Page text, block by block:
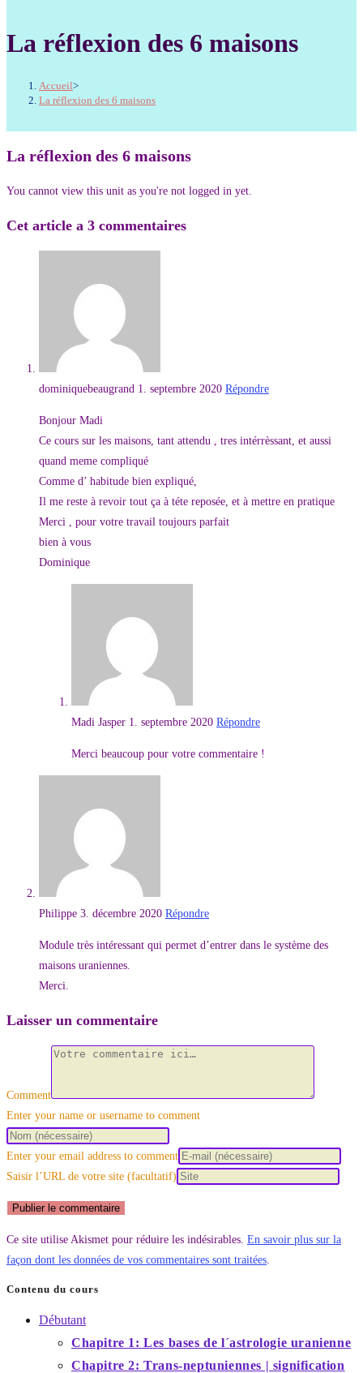
La réflexion des 6 maisons
Accueil>
La réflexion des 6 maisons
La réflexion des 6 maisons
You cannot view this unit as you're not logged in yet.
Cet article a 3 commentaires
dominiquebeaugrand 1. septembre 2020 Répondre
Bonjour Madi
Ce cours sur les maisons, tant attendu , tres intérrèssant, et aussi
quand meme compliqué
Comme d’ habitude bien expliqué,
Il me reste à revoir tout ça à téte reposée, et à mettre en pratique
Merci , pour votre travail toujours parfait
bien à vous
Dominique
Madi Jasper 1. septembre 2020 Répondre
Merci beaucoup pour votre commentaire !
Philippe 3. décembre 2020 Répondre
Module très intéressant qui permet d’entrer dans le système des
maisons uraniennes.
Merci.
Laisser un commentaire
Comment
Enter your name or username to comment
Enter your email address to comment
Saisir l’URL de votre site (facultatif)
Ce site utilise Akismet pour réduire les indésirables. En savoir plus sur la
façon dont les données de vos commentaires sont traitées.
Contenu du cours
Débutant
Chapitre 1: Les bases de l´astrologie uranienne
Chapitre 2: Trans-neptuniennes | signification